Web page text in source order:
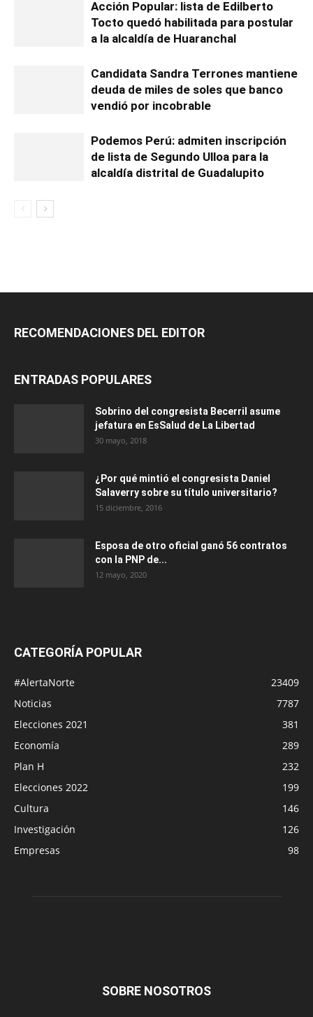
Acción Popular: lista de Edilberto
Tocto quedó habilitada para postular
a la alcaldía de Huaranchal
Candidata Sandra Terrones mantiene
deuda de miles de soles que banco
vendió por incobrable
Podemos Perú: admiten inscripción
de lista de Segundo Ulloa para la
alcaldía distrital de Guadalupito
RECOMENDACIONES DEL EDITOR
ENTRADAS POPULARES
Sobrino del congresista Becerril asume
jefatura en EsSalud de La Libertad
30 mayo, 2018
¿Por qué mintió el congresista Daniel
Salaverry sobre su título universitario?
15 diciembre, 2016
Esposa de otro oficial ganó 56 contratos
con la PNP de...
12 mayo, 2020
CATEGORÍA POPULAR
#AlertaNorte
23409
Noticias
7787
Elecciones 2021
381
Economía
289
Plan H
232
Elecciones 2022
199
Cultura
146
Investigación
126
Empresas
98
SOBRE NOSOTROS